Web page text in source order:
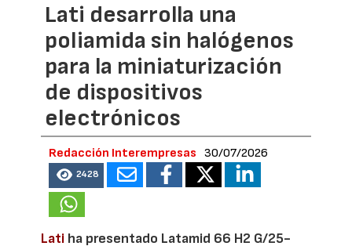
Lati desarrolla una
poliamida sin halógenos
para la miniaturización
de dispositivos
electrónicos
Redacción Interempresas 30/07/2026
2428
Lati ha presentado Latamid 66 H2 G/25-